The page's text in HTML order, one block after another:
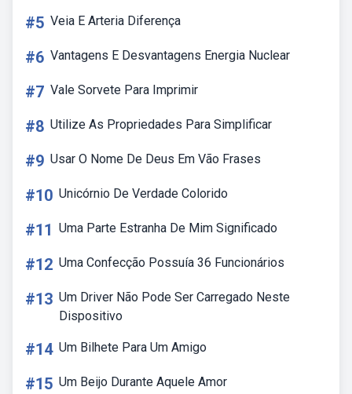
#5 Veia E Arteria Diferença
#6 Vantagens E Desvantagens Energia Nuclear
#7 Vale Sorvete Para Imprimir
#8 Utilize As Propriedades Para Simplificar
#9 Usar O Nome De Deus Em Vão Frases
#10 Unicórnio De Verdade Colorido
#11 Uma Parte Estranha De Mim Significado
#12 Uma Confecção Possuía 36 Funcionários
#13 Um Driver Não Pode Ser Carregado Neste
Dispositivo
#14 Um Bilhete Para Um Amigo
#15 Um Beijo Durante Aquele Amor